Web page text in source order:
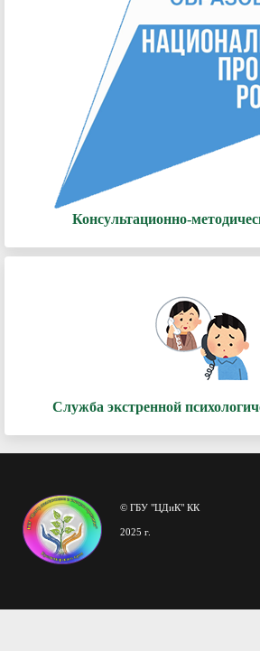
Консультационно-
Служба экстренной
© ГБУ "ЦДиК" КК
2025 г.